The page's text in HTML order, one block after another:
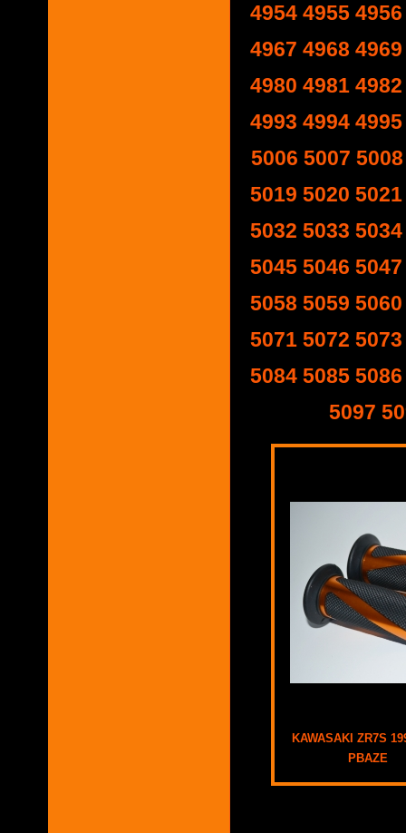
4954 4955 4956
4967 4968 4969
4980 4981 4982
4993 4994 4995
5006 5007 5008
5019 5020 5021
5032 5033 5034
5045 5046 5047
5058 5059 5060
5071 5072 5073
5084 5085 5086
5097
KAWASAKI ZR7S
PBAZE